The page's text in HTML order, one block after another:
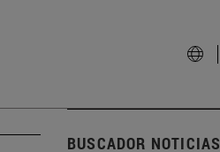
BUSCADOR NOTICIAS